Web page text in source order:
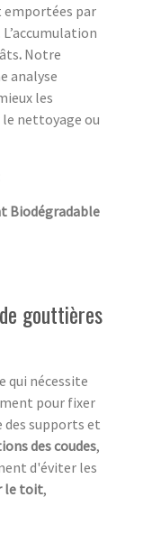
emportées par
. Notre
analyse
les
le nettoyage ou
Biodégradable
gouttières
qui nécessite
pour fixer
des supports et
des coudes,
d'éviter les
le toit,